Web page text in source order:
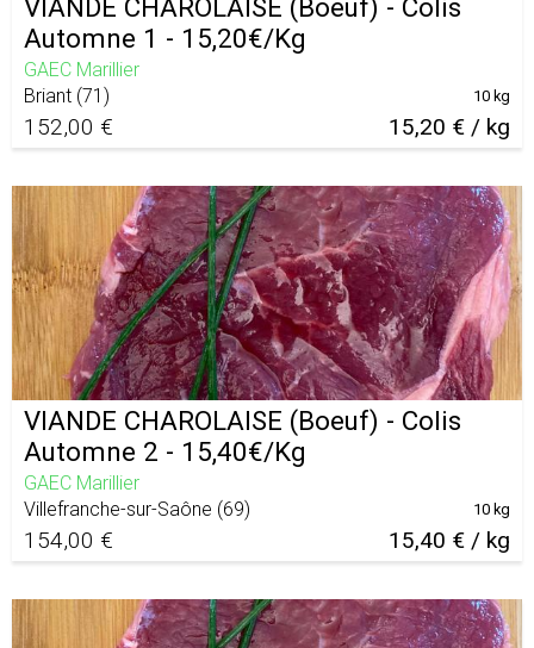
VIANDE CHAROLAISE (Boeuf) - Colis
Automne 1 - 15,20€/Kg
GAEC Marillier
Briant (71 )
152,00 € 15,20 € / kg
10 kg
VIANDE CHAROLAISE (Boeuf) - Colis
Automne 2 - 15,40€/Kg
GAEC Marillier
Villefranche-sur-Saône (69)
154,00 € 15,40 € / kg
10 kg